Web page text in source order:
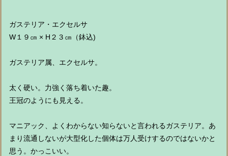
ガステリア・エクセルサ
W１９㎝ × H２３㎝（鉢込)
ガステリア属、エクセルサ。
太く硬い。力強く落ち着いた趣。
王冠のようにも見える。
マニアック、よくわからない知らないと言われるガステリア。あ
まり流通しないが大型化した個体は万人受けするのではないかと
思う。かっこいい。